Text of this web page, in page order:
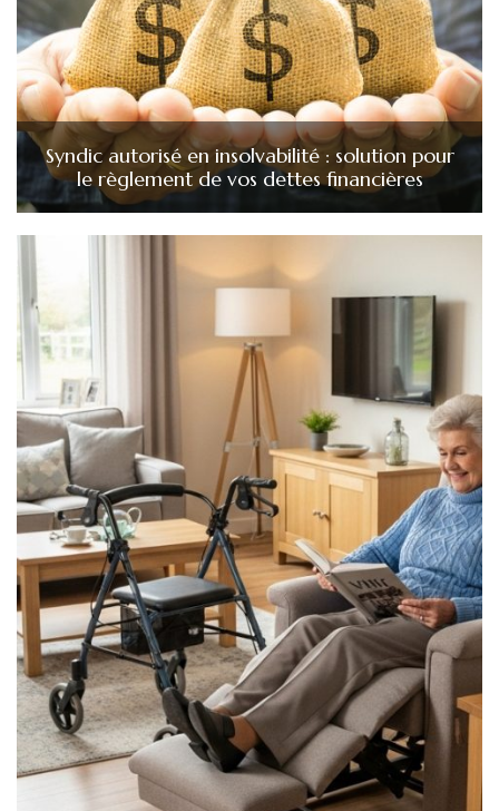
Syndic autorisé en insolvabilité : solution pour
le règlement de vos dettes financières